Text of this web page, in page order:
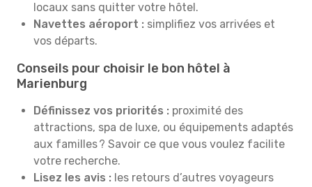
locaux sans quitter votre hôtel.
Navettes aéroport : simplifiez vos arrivées et
vos départs.
Conseils pour choisir le bon hôtel à
Marienburg
Définissez vos priorités : proximité des
attractions, spa de luxe, ou équipements adaptés
aux familles ? Savoir ce que vous voulez facilite
votre recherche.
Lisez les avis : les retours d’autres voyageurs